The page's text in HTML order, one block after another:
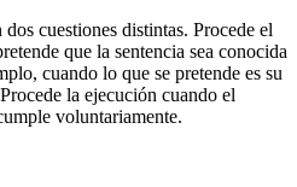
cuestiones distintas. Procede el
que la sentencia sea conocida
cuando lo que se pretende es su
la ejecución cuando el
voluntariamente.